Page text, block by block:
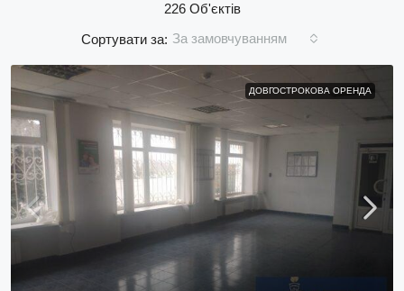
226 Об'єктів
Сортувати за: За замовчуванням
ДОВГОСТРОКОВА ОРЕНДА